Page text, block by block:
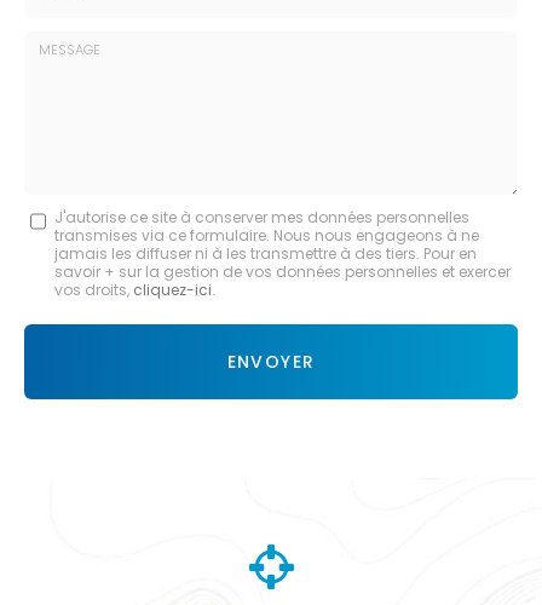
Message
J'autorise ce site à conserver mes données personnelles
transmises via ce formulaire. Nous nous engageons à ne
jamais les diffuser ni à les transmettre à des tiers. Pour en
savoir + sur la gestion de vos données personnelles et exercer
vos droits, cliquez-ici.
Acceptation
ENVOYER